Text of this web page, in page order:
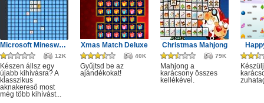
Microsoft Minesweeper
12K
Készen állsz egy
újabb kihívásra? A
klasszikus
aknakereső most
még több kihívást...
Xmas Match Deluxe
40K
Gyűjtsd be az
ajándékokat!
Christmas Mahjong
79K
Mahjong a
karácsony összes
kellékével.